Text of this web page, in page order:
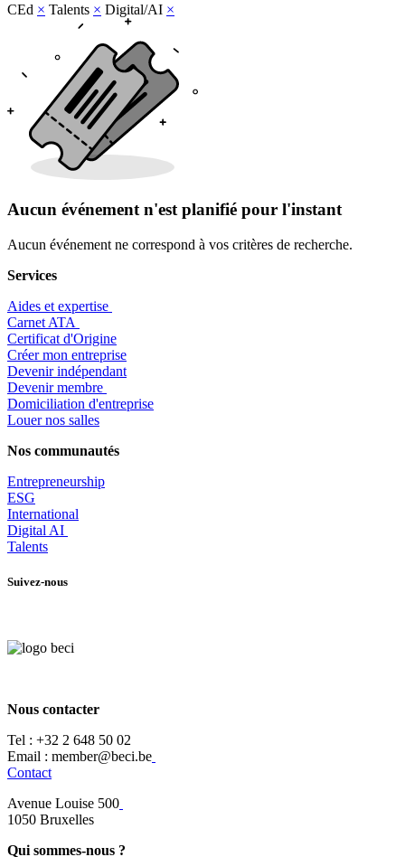
CEd × Talents × Digital/AI ×
Aucun événement n'est planifié pour l'instant
Aucun événement ne correspond à vos critères de recherche.
Services
Aides et expertise
​Carnet ATA
Certificat d'Origine
Créer mon entreprise
Devenir indépendant
Devenir membre
​Domiciliation d'entreprise
Louer nos salles
Nos communautés
Entrepreneurship
ESG
International
Digital AI
Talents
Suivez-nous
Nous contacter
Tel : +32 2 648 50 02​
​​Email : member@beci.be
Contact
Avenue Louise 500
​1050 Bruxelles
Qui sommes-nous ?